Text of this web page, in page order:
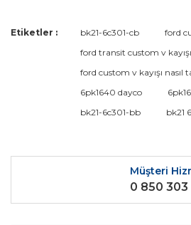
Bu ürüne ilk yorumu
Yorum Yaz
Bu ürünün fiyat bilgisi, resim, ürün
kullanarak tarafımıza iletebilirsiniz.
Görüş ve önerileriniz için teşekkür
Ürün fiyatı diğer sitelerden daha
Bu ürüne benzer farklı alternatifler
Etiketler : bk21-6c301-cb
ford
ford transit custom v kayışı
ford custom v kayışı nasıl
6pk1640 dayco
bk21-6c301-bb
bk21
Müşteri
0 850 303